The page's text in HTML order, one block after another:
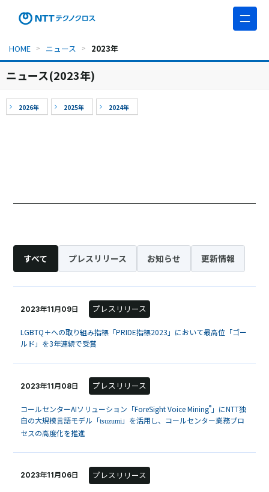
HOME ニュース 2023年
ニュース(2023年)
2026年 2025年 2024年
すべて プレスリリース お知らせ 更新情報
2023年11月09日 プレスリリース
LGBTQ＋への取り組み指標「PRIDE指標2023」において最高位「ゴー
ルド」を3年連続で受賞
2023年11月08日 プレスリリース
コールセンターAIソリューション「ForeSight Voice Mining®」にNTT独
自の大規模言語モデル「tsuzumi」を活用し、コールセンター業務プロ
セスの高度化を推進
2023年11月06日 プレスリリース